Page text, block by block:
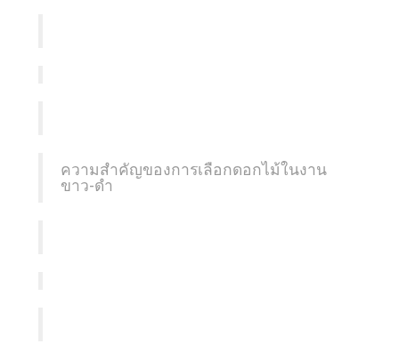
ความสำคัญของการเลือกดอกไม้ในงาน
ขาว-ดำ